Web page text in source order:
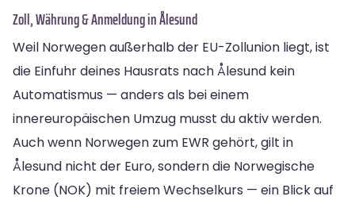
Zoll, Währung & Anmeldung in Ålesund
Weil Norwegen außerhalb der EU-Zollunion liegt, ist
die Einfuhr deines Hausrats nach Ålesund kein
Automatismus — anders als bei einem
innereuropäischen Umzug musst du aktiv werden.
Auch wenn Norwegen zum EWR gehört, gilt in
Ålesund nicht der Euro, sondern die Norwegische
Krone (NOK) mit freiem Wechselkurs — ein Blick auf